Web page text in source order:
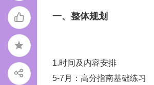
一、整体规划
1.时间及内容安排
5-7月：高分指南基础练习